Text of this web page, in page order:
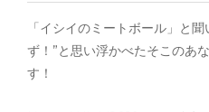
「イシイのミートボール」と
ず！”と思い浮かべたそこのあ
す！